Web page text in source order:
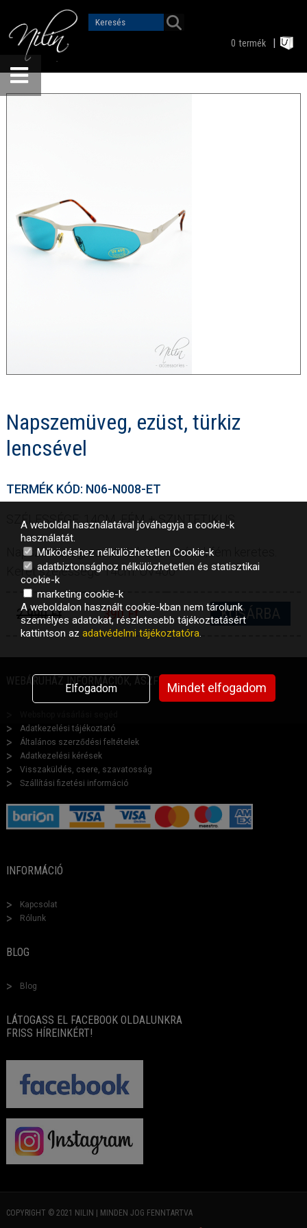
0 termék
Napszemüveg, ezüst, türkiz
lencsével
TERMÉK KÓD: N06-N008-ET
SZÉLESSÉGE: 14CM, FÉM + SZINTETIKUS
Napszemüveg, ezüst, türkiz lencsével, fém keretes.
Keret szélessége 14cm. UV400
2 990 Ft 390 Ft KOSÁRBA
WEBÁRUHÁZ INFORMÁCIÓK, ÁSZF
Adatkezelési tájékoztató
Általános szerződési feltételek
Adatkezelési kérések
Visszaküldés, csere, szavatosság
Szállítási fizetési információ
INFORMÁCIÓ
Kapcsolat
Rólunk
BLOG
Blog
LÁTOGASS EL FACEBOOK OLDALUNKRA
FRISS HÍREINKÉRT!
COPYRIGHT © 2021 NILIN | MINDEN JOG FENNTARTVA
A weboldal használatával jóváhagyja a cookie-k
használatát.
Működéshez nélkülözhetetlen Cookie-k
adatbiztonsághoz nélkülözhetetlen és statisztikai
cookie-k
marketing cookie-k
A weboldalon használt cookie-kban nem tárolunk
személyes adatokat, részletesebb tájékoztatásért
kattintson az adatvédelmi tájékoztatóra.
Elfogadom Mindet elfogadom